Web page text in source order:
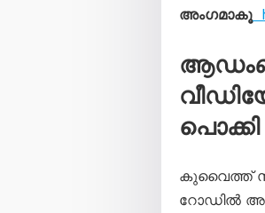
അംഗമാകൂ
കുവൈത്ത്
റോഡിൽ